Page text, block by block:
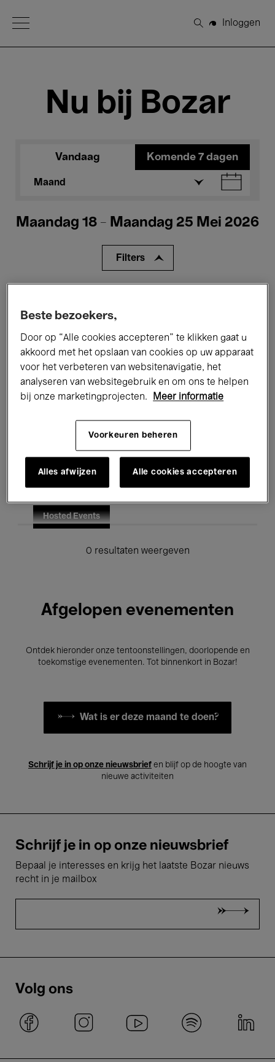
Open Menu
Zoeken
Inloggen
Nu bij Bozar
Vandaag Komende 7 dagen
Maand
Maandag 18 - Maandag 25 Mei 2026
Filters
Performances Lezingen & Debatten
Jazz Klassieke Muziek Global Music
Voor iedereen Kids’ Palace
Onderwijs Rondleidingen
Hosted Events
0 resultaten weergeven
Afgelopen evenementen
Ontdek hieronder onze tentoonstellingen, doorlopende en
toekomstige evenementen. Tot binnenkort in Bozar!
Wat is er deze maand te doen?
Schrijf je in op onze nieuwsbrief en blijf op de hoogte van
nieuwe activiteiten
Schrijf je in op onze nieuwsbrief
Bepaal je interesses en krijg het laatste Bozar nieuws
recht in je mailbox
Volg ons
Beste bezoekers,
Door op “Alle cookies accepteren” te klikken gaat u
akkoord met het opslaan van cookies op uw apparaat
voor het verbeteren van websitenavigatie, het
analyseren van websitegebruik en om ons te helpen
bij onze marketingprojecten.
Meer informatie
Voorkeuren beheren
Alles afwijzen Alle cookies accepteren